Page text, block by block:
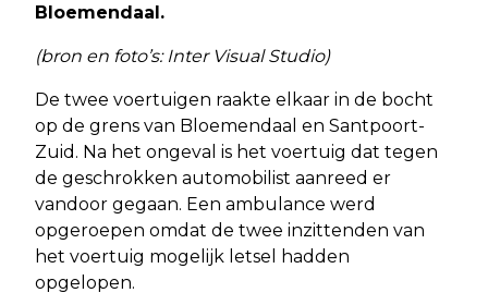
Bloemendaal.
(bron en foto’s: Inter Visual Studio)
De twee voertuigen raakte elkaar in de bocht
op de grens van Bloemendaal en Santpoort-
Zuid. Na het ongeval is het voertuig dat tegen
de geschrokken automobilist aanreed er
vandoor gegaan. Een ambulance werd
opgeroepen omdat de twee inzittenden van
het voertuig mogelijk letsel hadden
opgelopen.